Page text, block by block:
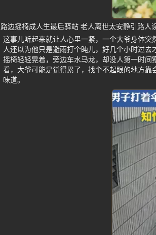
路边摇椅成人生最后驿站 老人离世太安静引路人
这事儿听起来就让人心里一紧，一个大爷身体
人还以为他只是避雨打个盹儿，好几个小时过去
摇椅轻轻晃着，旁边车水马龙，却没人第一时
看，大爷可能是觉得累了，找个不起眼的地方
味道。